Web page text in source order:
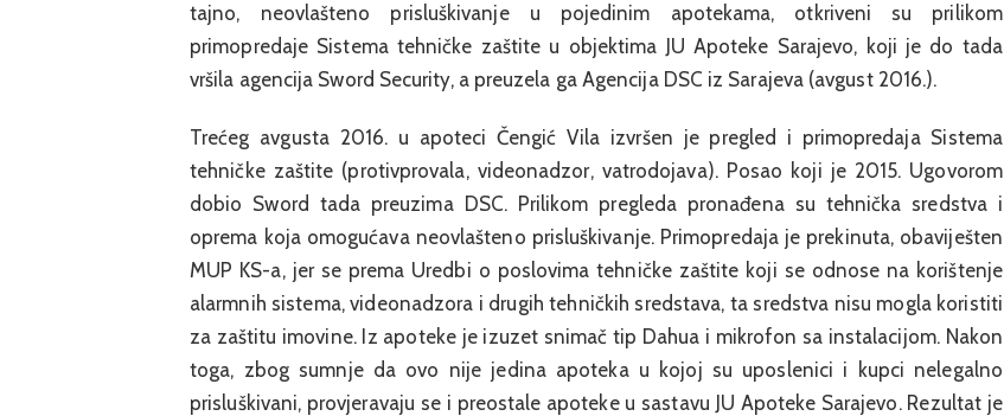
tajno, neovlašteno prisluškivanje u pojedinim apotekama, otkriveni su prilikom
primopredaje Sistema tehničke zaštite u objektima JU Apoteke Sarajevo, koji je do tada
vršila agencija Sword Security, a preuzela ga Agencija DSC iz Sarajeva (avgust 2016.).
Trećeg avgusta 2016. u apoteci Čengić Vila izvršen je pregled i primopredaja Sistema
tehničke zaštite (protivprovala, videonadzor, vatrodojava). Posao koji je 2015. Ugovorom
dobio Sword tada preuzima DSC. Prilikom pregleda pronađena su tehnička sredstva i
oprema koja omogućava neovlašteno prisluškivanje. Primopredaja je prekinuta, obaviješten
MUP KS-a, jer se prema Uredbi o poslovima tehničke zaštite koji se odnose na korištenje
alarmnih sistema, videonadzora i drugih tehničkih sredstava, ta sredstva nisu mogla koristiti
za zaštitu imovine. Iz apoteke je izuzet snimač tip Dahua i mikrofon sa instalacijom. Nakon
toga, zbog sumnje da ovo nije jedina apoteka u kojoj su uposlenici i kupci nelegalno
prisluškivani, provjeravaju se i preostale apoteke u sastavu JU Apoteke Sarajevo. Rezultat je